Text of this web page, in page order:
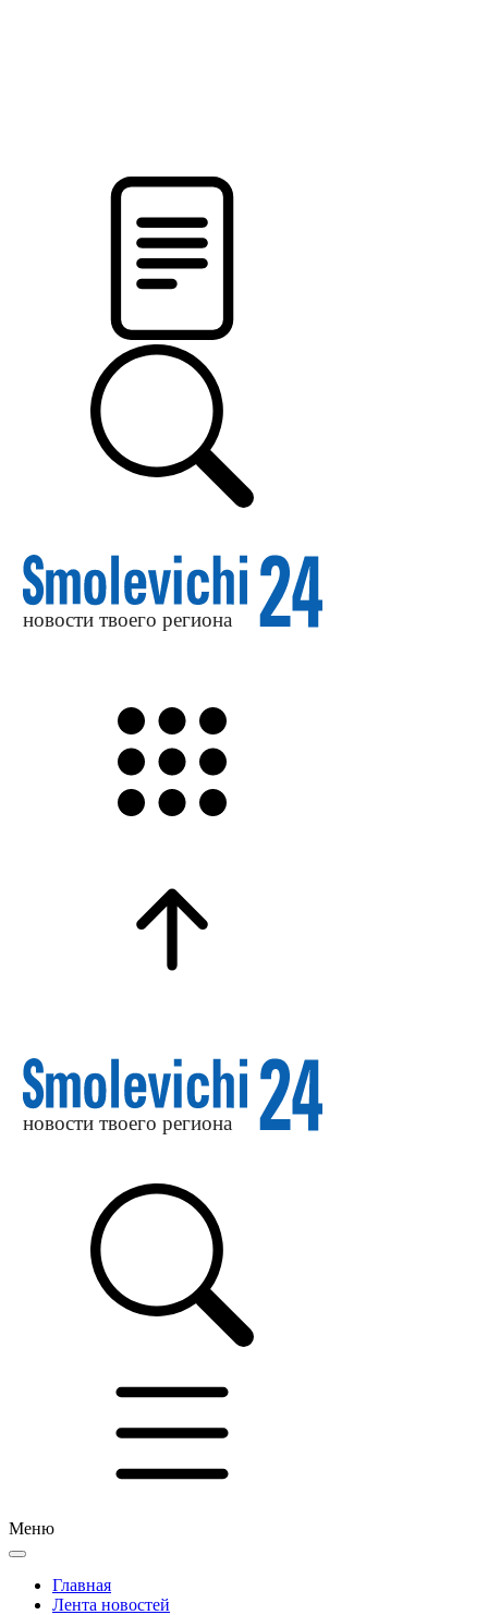
Меню
Главная
Лента новостей